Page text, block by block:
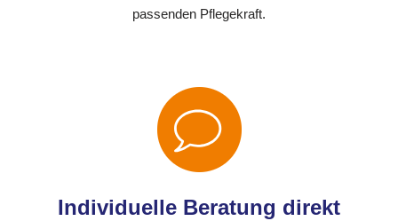
passenden Pflegekraft.
Individuelle Beratung direkt